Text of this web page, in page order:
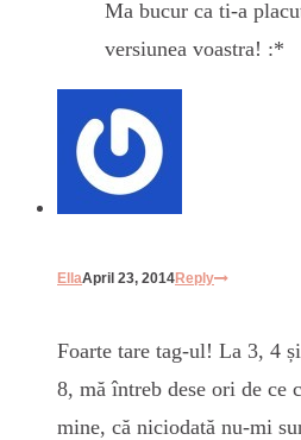
Ma bucur ca ti-a
versiunea voastra! :*
EllaApril 23, 2014Reply
Foarte tare tag-ul! La 3, 4
8, mă întreb dese ori de ce
mine, că niciodată nu-mi